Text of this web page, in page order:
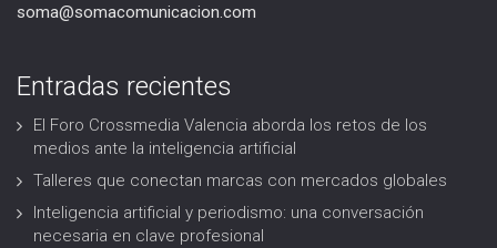
soma@somacomunicacion.com
Entradas recientes
El Foro Crossmedia Valencia aborda los retos de los
medios ante la inteligencia artificial
Talleres que conectan marcas con mercados globales
Inteligencia artificial y periodismo: una conversación
necesaria en clave profesional